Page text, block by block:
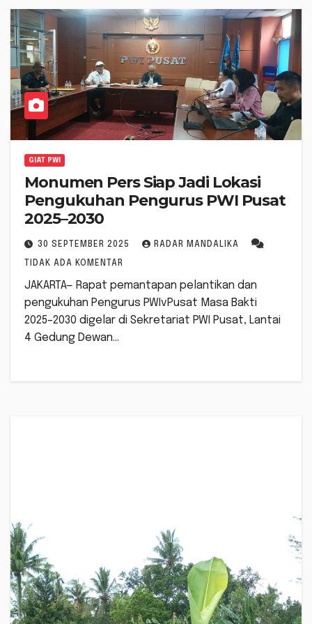
GIAT PWI
Monumen Pers Siap Jadi Lokasi
Pengukuhan Pengurus PWI Pusat
2025–2030
30 SEPTEMBER 2025 RADAR MANDALIKA
TIDAK ADA KOMENTAR
JAKARTA— Rapat pemantapan pelantikan dan
pengukuhan Pengurus PWIvPusat Masa Bakti
2025–2030 digelar di Sekretariat PWI Pusat, Lantai
4 Gedung Dewan…